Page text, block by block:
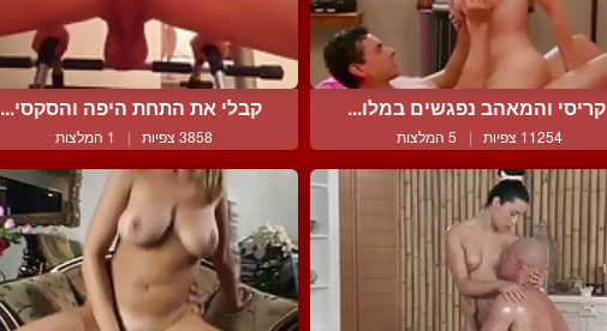
קריסי והמאהב נפגשים במלו...
11254 צפיות | 5 המלצות
קבלי את התחת היפה והסקסי...
3858 צפיות | 1 המלצות